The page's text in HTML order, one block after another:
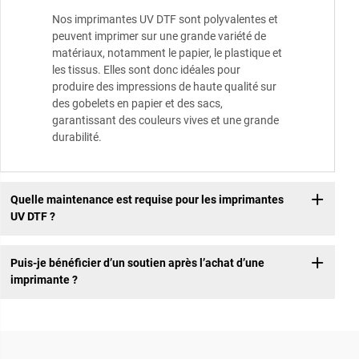
Nos imprimantes UV DTF sont polyvalentes et
peuvent imprimer sur une grande variété de
matériaux, notamment le papier, le plastique et
les tissus. Elles sont donc idéales pour
produire des impressions de haute qualité sur
des gobelets en papier et des sacs,
garantissant des couleurs vives et une grande
durabilité.
Quelle maintenance est requise pour les imprimantes
UV DTF ?
Puis-je bénéficier d’un soutien après l’achat d’une
imprimante ?